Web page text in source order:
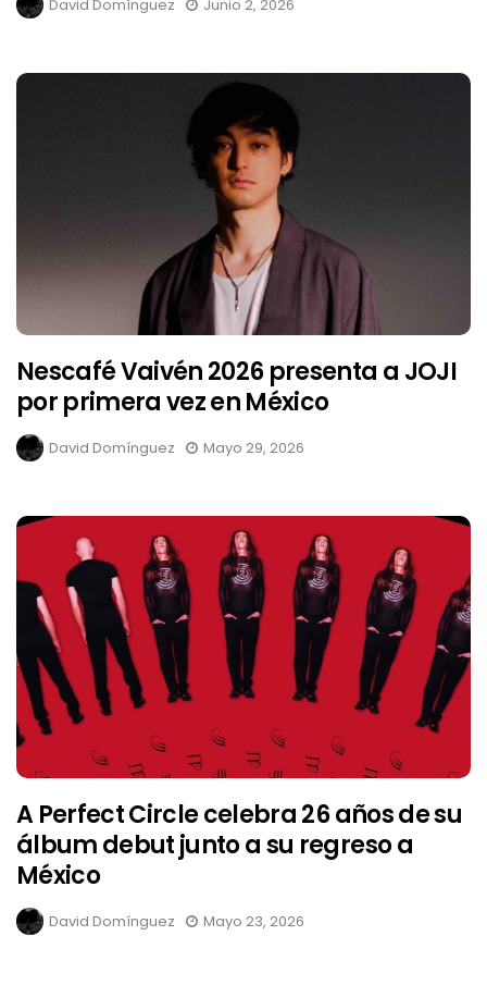
David Domínguez Junio 2, 2026
Nescafé Vaivén 2026 presenta a JOJI
por primera vez en México
David Domínguez Mayo 29, 2026
A Perfect Circle celebra 26 años de su
álbum debut junto a su regreso a
México
David Domínguez Mayo 23, 2026